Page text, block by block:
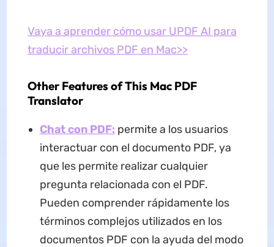
Vaya a aprender cómo usar UPDF AI para
traducir archivos PDF en Mac>>
Other Features of This Mac PDF
Translator
Chat con PDF: permite a los usuarios
interactuar con el documento PDF, ya
que les permite realizar cualquier
pregunta relacionada con el PDF.
Pueden comprender rápidamente los
términos complejos utilizados en los
documentos PDF con la ayuda del modo